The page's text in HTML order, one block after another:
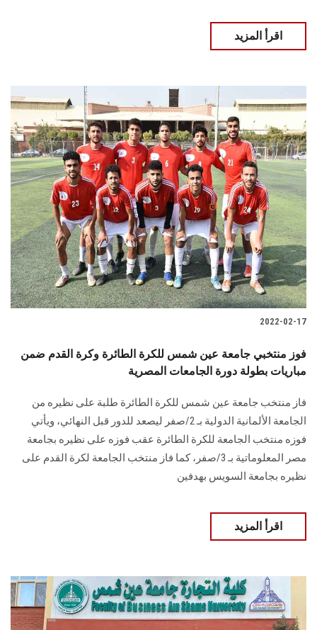
اقرأ المزيد
2022-02-17
فوز منتخبي جامعة عين شمس للكرة الطائرة وكرة القدم ضمن
مباريات بطولة دورة الجامعات المصرية
فاز منتخب جامعة عين شمس للكرة الطائرة طلبة على نظيره من
الجامعة الألمانية الدولية بـ 2/صفر ليصعد للدور قبل النهائي، ويأتي
فوزه منتخب الجامعة للكرة الطائرة عقب فوزه على نظيره بجامعة
مصر المعلوماتية بـ 3/صفر، كما فاز منتخب الجامعة لكرة القدم على
نظيره بجامعة السويس بهدفين
اقرأ المزيد